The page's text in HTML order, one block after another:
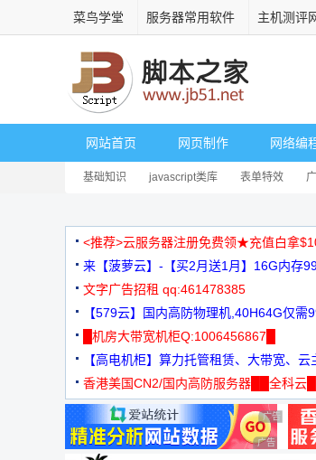
菜鸟学堂 服务器常用软件 主机测评
网站首页 网页制作 网络编
基础知识 javascript类库 表单特效
<推荐>云服务器注册免费领★充值白拿
来【菠萝云】-【买2月送1月】16G内存
文字广告招租 qq:461478385
【579云】国内高防物理机,40H64G仅需
元
█机房大带宽机柜Q:1006456867█
【高电机柜】算力托管租赁、大带宽、云
机
香港美国CN2/国内高防服务器██全科云
广告 商业广
广告 商业广